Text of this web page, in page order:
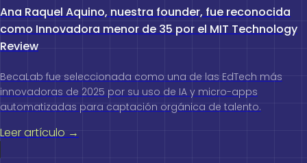
Ana Raquel Aquino, nuestra founder, fue reconocida
como Innovadora menor de 35 por el MIT Technology
Review
BecaLab fue seleccionada como una de las EdTech más
innovadoras de 2025 por su uso de IA y micro-apps
automatizadas para captación orgánica de talento.
Leer artículo →